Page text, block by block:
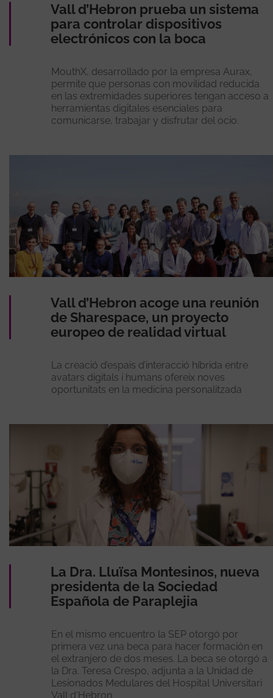
Vall d’Hebron prueba un sistema
para controlar dispositivos
electrónicos con la boca
MouthX, desarrollado por la empresa Aurax,
permite que personas con movilidad reducida
en las extremidades superiores tengan acceso a
herramientas digitales esenciales para
comunicarse, trabajar y disfrutar del ocio.
Vall d’Hebron acoge una reunión
de Sharespace, un proyecto
europeo de realidad virtual
La creació d’espais d’interacció híbrida entre
avatars digitals i humans ofereix noves
oportunitats en la medicina personalitzada
La Dra. Lluïsa Montesinos, nueva
presidenta de la Sociedad
Española de Paraplejia
En el mismo encuentro la SEP otorgó por
primera vez una beca para hacer formación en
el extranjero de dos meses. La beca se otorgó a
la Dra. Teresa Crespo, adjunta a la Unidad de
Lesionados Medulares del Hospital Universitari
Vall d'Hebron.